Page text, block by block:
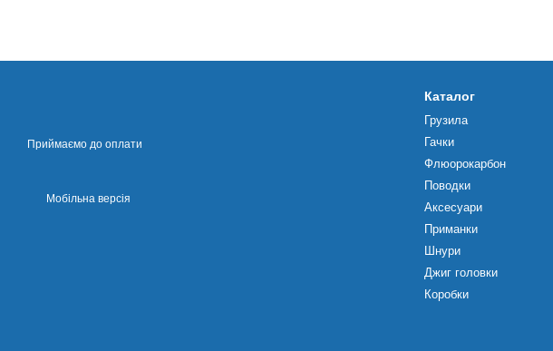
Приймаємо до оплати
Мобільна версія
Каталог
Грузила
Гачки
Флюорокарбон
Поводки
Аксесуари
Приманки
Шнури
Джиг головки
Коробки